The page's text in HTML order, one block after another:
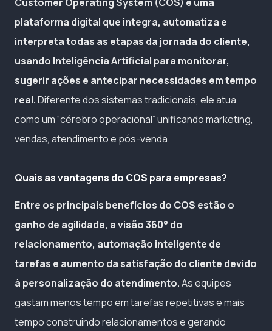
plataforma digital que integra, automatiza e
interpreta todas as etapas da jornada do cliente,
usando Inteligência Artificial para monitorar,
sugerir ações e antecipar necessidades em tempo
real.Diferente dos sistemas tradicionais, ele atua
como um “cérebro operacional” unificando marketing,
vendas, atendimento e pós-venda.
Quais as vantagens do COS para empresas?
Entre os principais benefícios do COS estão o
ganho de agilidade, a visão 360° do
relacionamento, automação inteligente de
tarefas e aumento da satisfação do cliente devido
à personalização do atendimento.As equipes
gastam menos tempo em tarefas repetitivas e mais
tempo construindo relacionamentos e gerando